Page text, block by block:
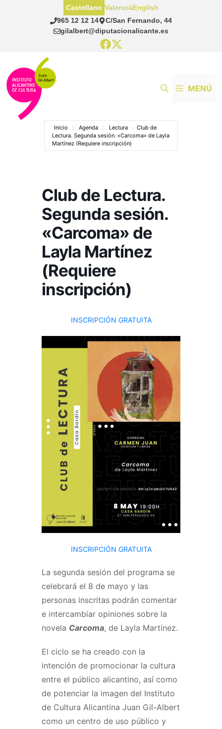
965 12 12 14
C/San Fernando, 44
gilalbert@diputacionalicante.es
Castellano ValenciàEnglish
MENÚ
Inicio Agenda Lectura
Club de
Lectura. Segunda sesión. «Carcoma» de Layla
Martínez (Requiere inscripción)
Club de Lectura.
Segunda sesión.
«Carcoma» de
Layla Martínez
(Requiere
inscripción)
INSCRIPCIÓN GRATUITA
INSCRIPCIÓN GRATUITA
La segunda sesión del programa se
celebrará el 8 de mayo y las
personas inscritas podrán comentar
e intercambiar opiniones sobre la
novela Carcoma, de Layla Martínez.
El ciclo se ha creado con la
intención de promocionar la cultura
entre el público alicantino, así como
de potenciar la imagen del Instituto
de Cultura Alicantina Juan Gil-Albert
como un centro de uso público y